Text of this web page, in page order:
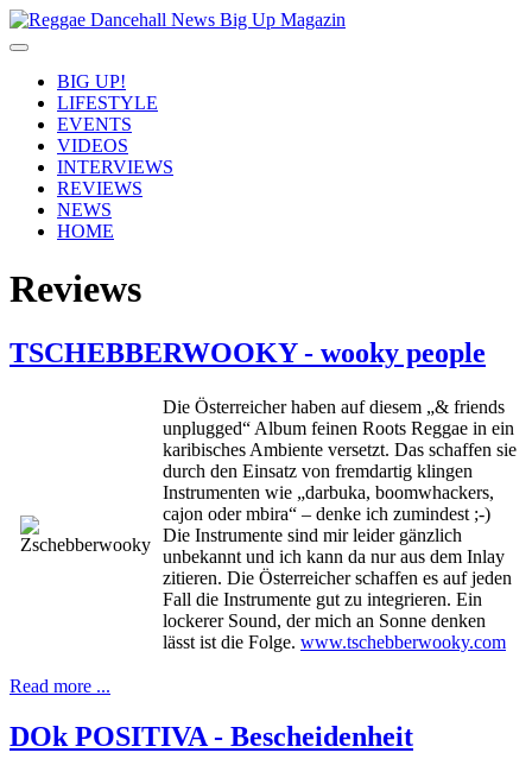
BIG UP!
LIFESTYLE
EVENTS
VIDEOS
INTERVIEWS
REVIEWS
NEWS
HOME
Reviews
TSCHEBBERWOOKY - wooky people
Die Österreicher haben auf diesem „& friends
unplugged“ Album feinen Roots Reggae in ein
karibisches Ambiente versetzt. Das schaffen sie
durch den Einsatz von fremdartig klingen
Instrumenten wie „darbuka, boomwhackers,
cajon oder mbira“ – denke ich zumindest ;-)
Die Instrumente sind mir leider gänzlich
unbekannt und ich kann da nur aus dem Inlay
zitieren. Die Österreicher schaffen es auf jeden
Fall die Instrumente gut zu integrieren. Ein
lockerer Sound, der mich an Sonne denken
lässt ist die Folge. www.tschebberwooky.com
Read more ...
DOk POSITIVA - Bescheidenheit